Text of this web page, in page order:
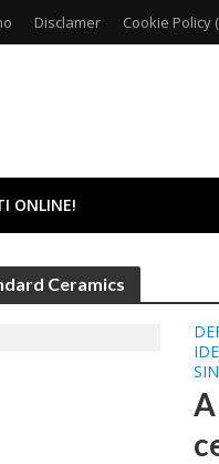
Disclamer Cookie Policy
ONLINE!
Ceramics